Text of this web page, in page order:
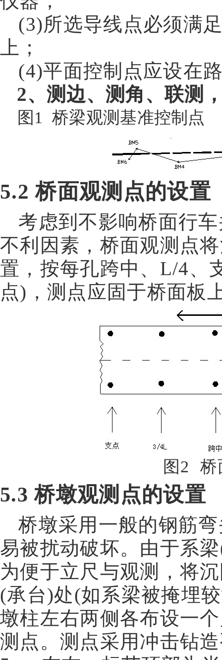
(3)所选导线点必须满
上；
(4)平面控制点应设在
2、测边、测角、联测
图 1 桥梁观测基准控制点
5.2桥面观测点的设置
考虑到不影响桥面行
不利因素，桥面观测点
置，按每孔跨中、 L/4、
点) ，测点应固于桥面板
图 2 桥
5.3桥墩观测点的设置
桥墩采用一般的钢筋
易被扰动破坏。由于系梁
为便于立尺与观测，将
(承台)处(如系梁被掩埋
墩柱左右两侧各布设一
测点。测点采用冲击钻